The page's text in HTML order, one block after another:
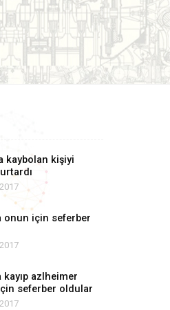
kaybolan kişiyi
onun için seferber
kayıp azlheimer
seferber oldular